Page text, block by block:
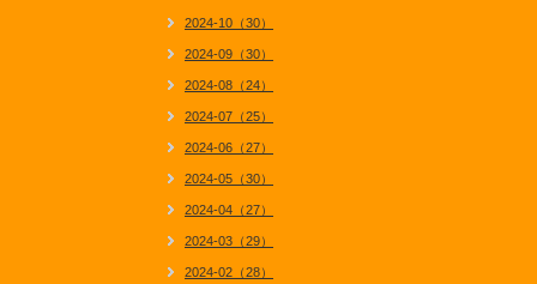
2024-10（30）
2024-09（30）
2024-08（24）
2024-07（25）
2024-06（27）
2024-05（30）
2024-04（27）
2024-03（29）
2024-02（28）